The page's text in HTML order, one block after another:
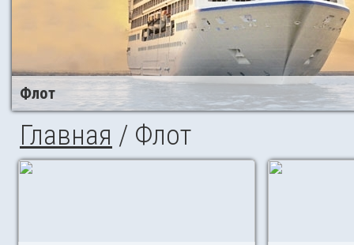
Флот
Главная / Флот